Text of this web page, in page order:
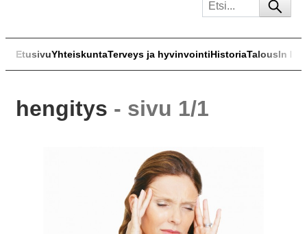
EtusivuYhteiskuntaTerveys ja hyvinvointiHistoriaTalousIn
hengitys - sivu 1/1